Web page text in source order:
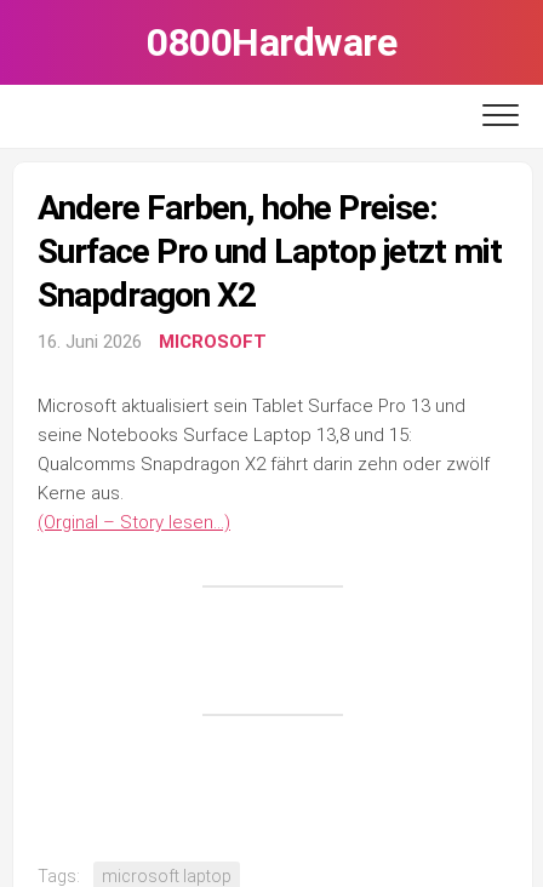
0800Hardware
Andere Farben, hohe Preise:
Surface Pro und Laptop jetzt mit
Snapdragon X2
16. Juni 2026 MICROSOFT
Microsoft aktualisiert sein Tablet Surface Pro 13 und
seine Notebooks Surface Laptop 13,8 und 15:
Qualcomms Snapdragon X2 fährt darin zehn oder zwölf
Kerne aus.
(Orginal – Story lesen…)
Tags: microsoft laptop